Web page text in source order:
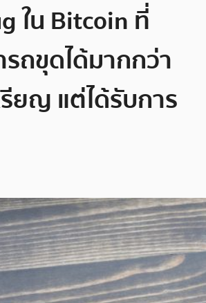
ใน Bitcoin ที่
รถขุดได้มากกว่า
ยญ แต่ได้รับการ